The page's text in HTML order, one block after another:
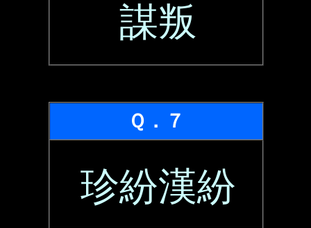
謀叛
Ｑ．７
珍紛漢紛